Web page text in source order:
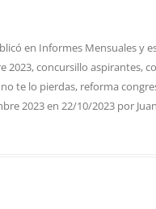
en Informes Mensualesy
2023,concursillo aspirantes,
no te lo pierdas, reforma
2023en 22/10/2023 por